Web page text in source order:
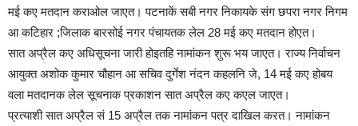
मई कए मतदान कराओल जाएत। पटनाकें सबी नगर निकायके संग छपरा नगर निगम
आ कटिहार ;जिलाक बारसोई नगर पंचायतक लेल 28 मई कए मतदान होएत।
सात अप्रैल कए अधिसूचना जारी होइतहि नामांकन शुरू भय जाएत। राज्य निर्वाचन
आयुक्त अशोक कुमार चौहान आ सचिव दुर्गेश नंदन कहलनि जे, 14 मई कए होबय
वला मतदानक लेल सूचनाक प्रकाशन सात अप्रैल कए कएल जाएत।
प्रत्याशी सात अप्रैल सं 15 अप्रैल तक नामांकन पत्र दाखिल करत। नामांकन